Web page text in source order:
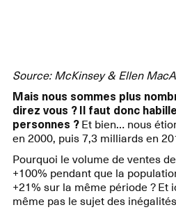
Source: McKinsey & Ellen
Mais nous sommes plus
direz vous ? Il faut donc
personnes ?Et bien… nous
en 2000, puis 7,3 milliards en
Pourquoi le volume de ventes
+100% pendant que la
+21% sur la même période ? Et
même pas le sujet des